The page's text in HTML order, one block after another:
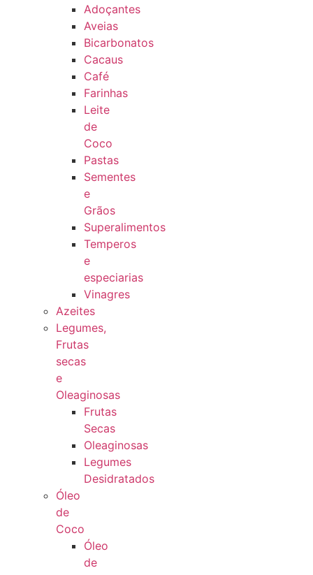
Adoçantes
Aveias
Bicarbonatos
Cacaus
Café
Farinhas
Leite
de
Coco
Pastas
Sementes
e
Grãos
Superalimentos
Temperos
e
especiarias
Vinagres
Azeites
Legumes,
Frutas
secas
e
Oleaginosas
Frutas
Secas
Oleaginosas
Legumes
Desidratados
Óleo
de
Coco
Óleo
de